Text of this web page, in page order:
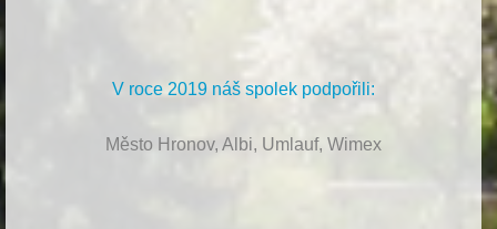
V roce 2019 náš spolek podpořili:
Město Hronov, Albi, Umlauf, Wimex